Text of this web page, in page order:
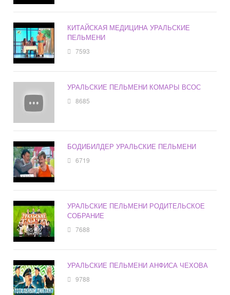
КИТАЙСКАЯ МЕДИЦИНА УРАЛЬСКИЕ
ПЕЛЬМЕНИ
7593
УРАЛЬСКИЕ ПЕЛЬМЕНИ КОМАРЫ ВСОС
8685
БОДИБИЛДЕР УРАЛЬСКИЕ ПЕЛЬМЕНИ
6719
УРАЛЬСКИЕ ПЕЛЬМЕНИ РОДИТЕЛЬСКОЕ
СОБРАНИЕ
7688
УРАЛЬСКИЕ ПЕЛЬМЕНИ АНФИСА ЧЕХОВА
9788